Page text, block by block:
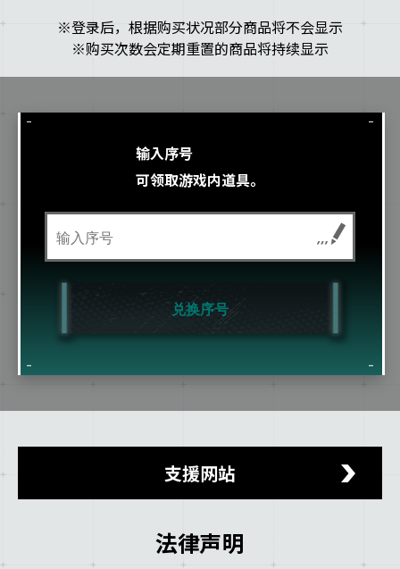
※登录后，根据购买状况部分商品将不会显示
※购买次数会定期重置的商品将持续显示
输入序号
可领取游戏内道具。
兑换序号
支援网站
法律声明